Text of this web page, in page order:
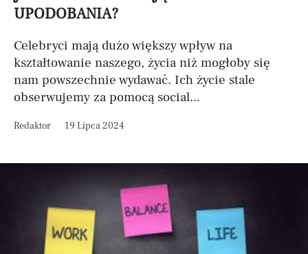
UPODOBANIA?
Celebryci mają dużo większy wpływ na
kształtowanie naszego, życia niż mogłoby się
nam powszechnie wydawać. Ich życie stale
obserwujemy za pomocą social...
Redaktor 19 Lipca 2024